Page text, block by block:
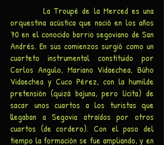
La Troupé de la Merced es una
orquestina acústica que nació en los años
70 en el conocido barrio segoviano de San
Andrés. En sus comienzos surgió como un
cuarteto instrumental constituido por
Carlos Angulo, Mariano Vidaechea, Búho
Vidaechea y Cuco Pérez, con la humilde
pretensión (quizá bajuna, pero lícita) de
sacar unos cuartos a los turistas que
llegaban a Segovia atraídos por otros
cuartos (de cordero). Con el paso del
tiempo la formación se fue ampliando, y en